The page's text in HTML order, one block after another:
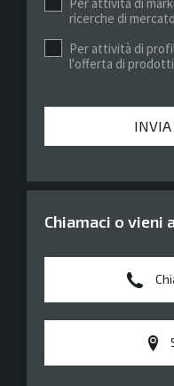
ricerche di mercato
Per attività di
l'offerta di
INVIA
Chiamaci o vieni